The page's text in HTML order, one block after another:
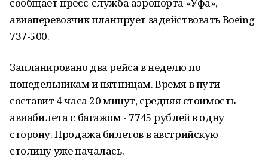
авиаперевозчик планирует задействовать Boeing
737-500.
Запланировано два рейса в неделю по
понедельникам и пятницам. Время в пути
составит 4 часа 20 минут, средняя стоимость
авиабилета с багажом - 7745 рублей в одну
сторону. Продажа билетов в австрийскую
столицу уже началась.